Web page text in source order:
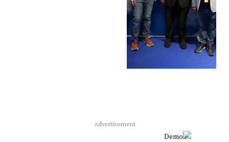
Advertisement